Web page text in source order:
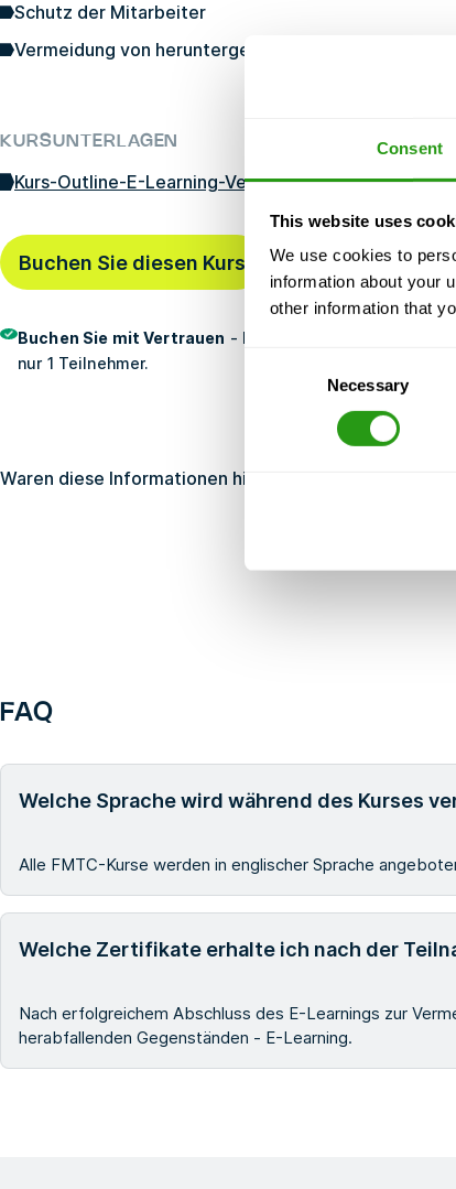
Consent
This website uses
We use cookies to
information about your
other information that
Necessary
Schutz der Mitarbeiter
Vermeidung von heruntergefallenen Gegenständen
KURSUNTERLAGEN
Kurs-Outline-E-Learning-Verhinderung-verfallener-
Buchen Sie diesen Kurs Zuletzt gebuchtvor
Buchen Sie mit Vertrauen - Kostenlos Stornierung,
nur 1 Teilnehmer.
Waren diese Informationen hilfreich?
FAQ
Welche Sprache wird während des Kurses
Alle FMTC-Kurse werden in englischer Sprache
Welche Zertifikate erhalte ich nach der
Nach erfolgreichem Abschluss des E-Learnings zur
herabfallenden Gegenständen - E-Learning.